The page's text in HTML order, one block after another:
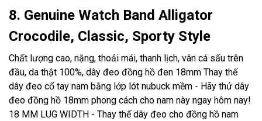
8. Genuine Watch Band Alligator
Crocodile, Classic, Sporty Style
Chất lượng cao, nặng, thoải mái, thanh lịch, vân cá sấu trên
đầu, da thật 100%, dây đeo đồng hồ đen 18mm Thay thế
dây đeo cổ tay nam bằng lớp lót nubuck mềm - Hãy thử dây
đeo đồng hồ 18mm phong cách cho nam này ngay hôm nay!
18 MM LUG WIDTH - Thay thế dây đeo cho đồng hồ nam